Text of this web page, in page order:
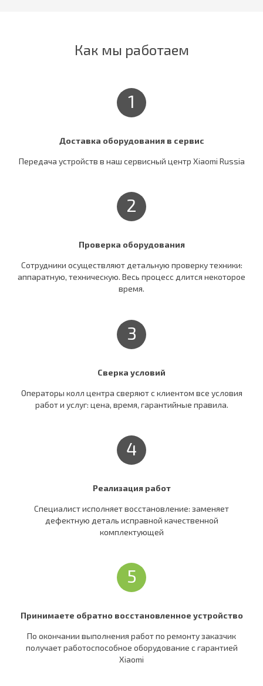
Как мы работаем
1
Доставка оборудования в сервис
Передача устройств в наш сервисный центр Xiaomi Russia
2
Проверка оборудования
Сотрудники осуществляют детальную проверку техники:
аппаратную, техническую. Весь процесс длится некоторое
время.
3
Сверка условий
Операторы колл центра сверяют c клиентом все условия
работ и услуг: цена, время, гарантийные правила.
4
Реализация работ
Специалист исполняет восстановление: заменяет
дефектную деталь исправной качественной
комплектующей
5
Принимаете обратно восстановленное устройство
По окончании выполнения работ по ремонту заказчик
получает работоспособное оборудование c гарантией
Xiaomi